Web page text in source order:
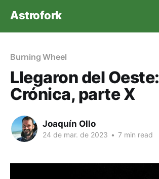
Astrofork
Burning Wheel
Llegaron del Oeste:
Crónica, parte X
Joaquín Ollo
24 de mar. de 2023 • 7 min read